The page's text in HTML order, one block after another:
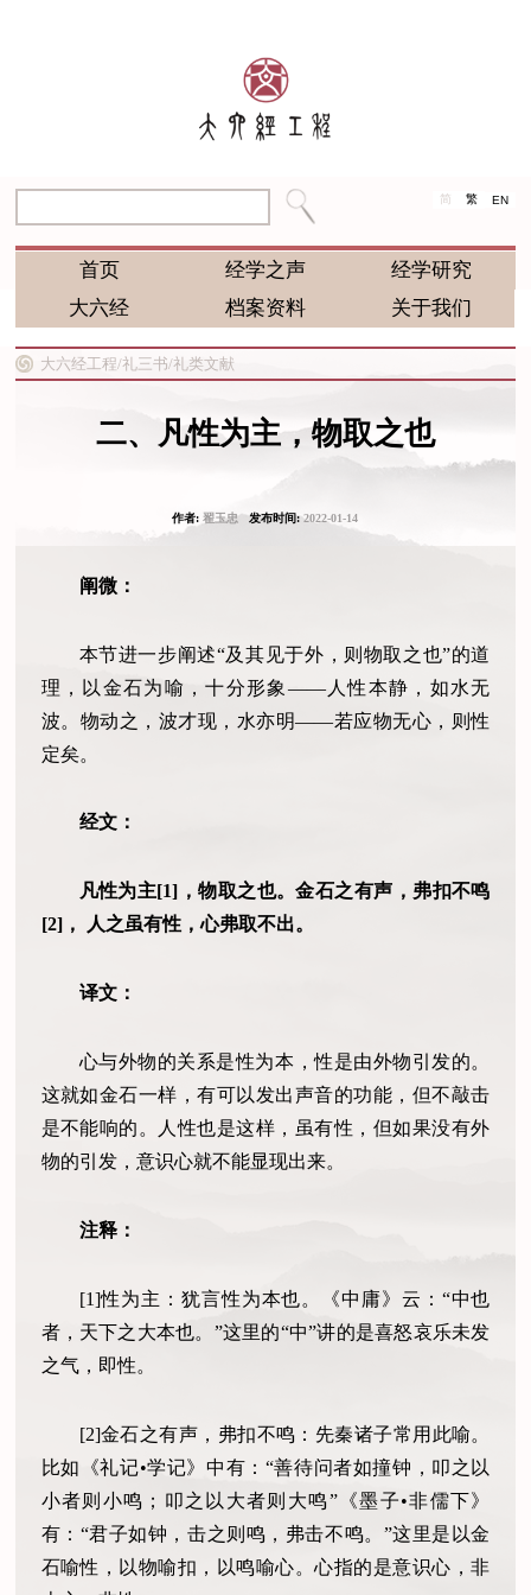
简 繁 EN
首页 经学之声
经学研究
大六经
档案资料 关于我们
大六经工程/礼三书/礼类文献
二、凡性为主，物取之也
作者:翟玉忠发布时间:2022-01-14
阐微：
本节进一步阐述“及其见于外，则物取之也”的道
理，以金石为喻，十分形象——人性本静，如水无
波。物动之，波才现，水亦明——若应物无心，则性
定矣。
经文：
凡性为主[1]，物取之也。金石之有声，弗扣不鸣
[2]， 人之虽有性，心弗取不出。
译文：
心与外物的关系是性为本，性是由外物引发的。
这就如金石一样，有可以发出声音的功能，但不敲击
是不能响的。人性也是这样，虽有性，但如果没有外
物的引发，意识心就不能显现出来。
注释：
[1]性为主：犹言性为本也。《中庸》云：“中也
者，天下之大本也。”这里的“中”讲的是喜怒哀乐未发
之气，即性。
[2]金石之有声，弗扣不鸣：先秦诸子常用此喻。
比如《礼记•学记》中有：“善待问者如撞钟，叩之以
小者则小鸣；叩之以大者则大鸣”《墨子•非儒下》
有：“君子如钟，击之则鸣，弗击不鸣。”这里是以金
石喻性，以物喻扣，以鸣喻心。心指的是意识心，非